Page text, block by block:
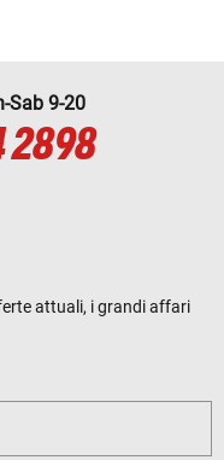
Sab 9-20
2898
attuali, i grandi affari